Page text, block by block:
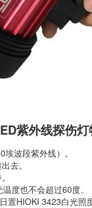
紫外线探伤灯
波段紫外线）。
去。
度也不会超过60度。
置HIOKI 3423白光照